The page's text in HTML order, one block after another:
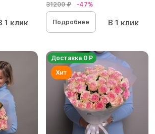
1 клик
31200 ₽ -47%
Подробнее В 1 клик
Доставка 0 Р